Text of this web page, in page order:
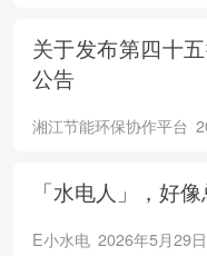
关于发布第四十
公告
湘江节能环保协作平台
「水电人」，好
E小水电 2026年5月29日